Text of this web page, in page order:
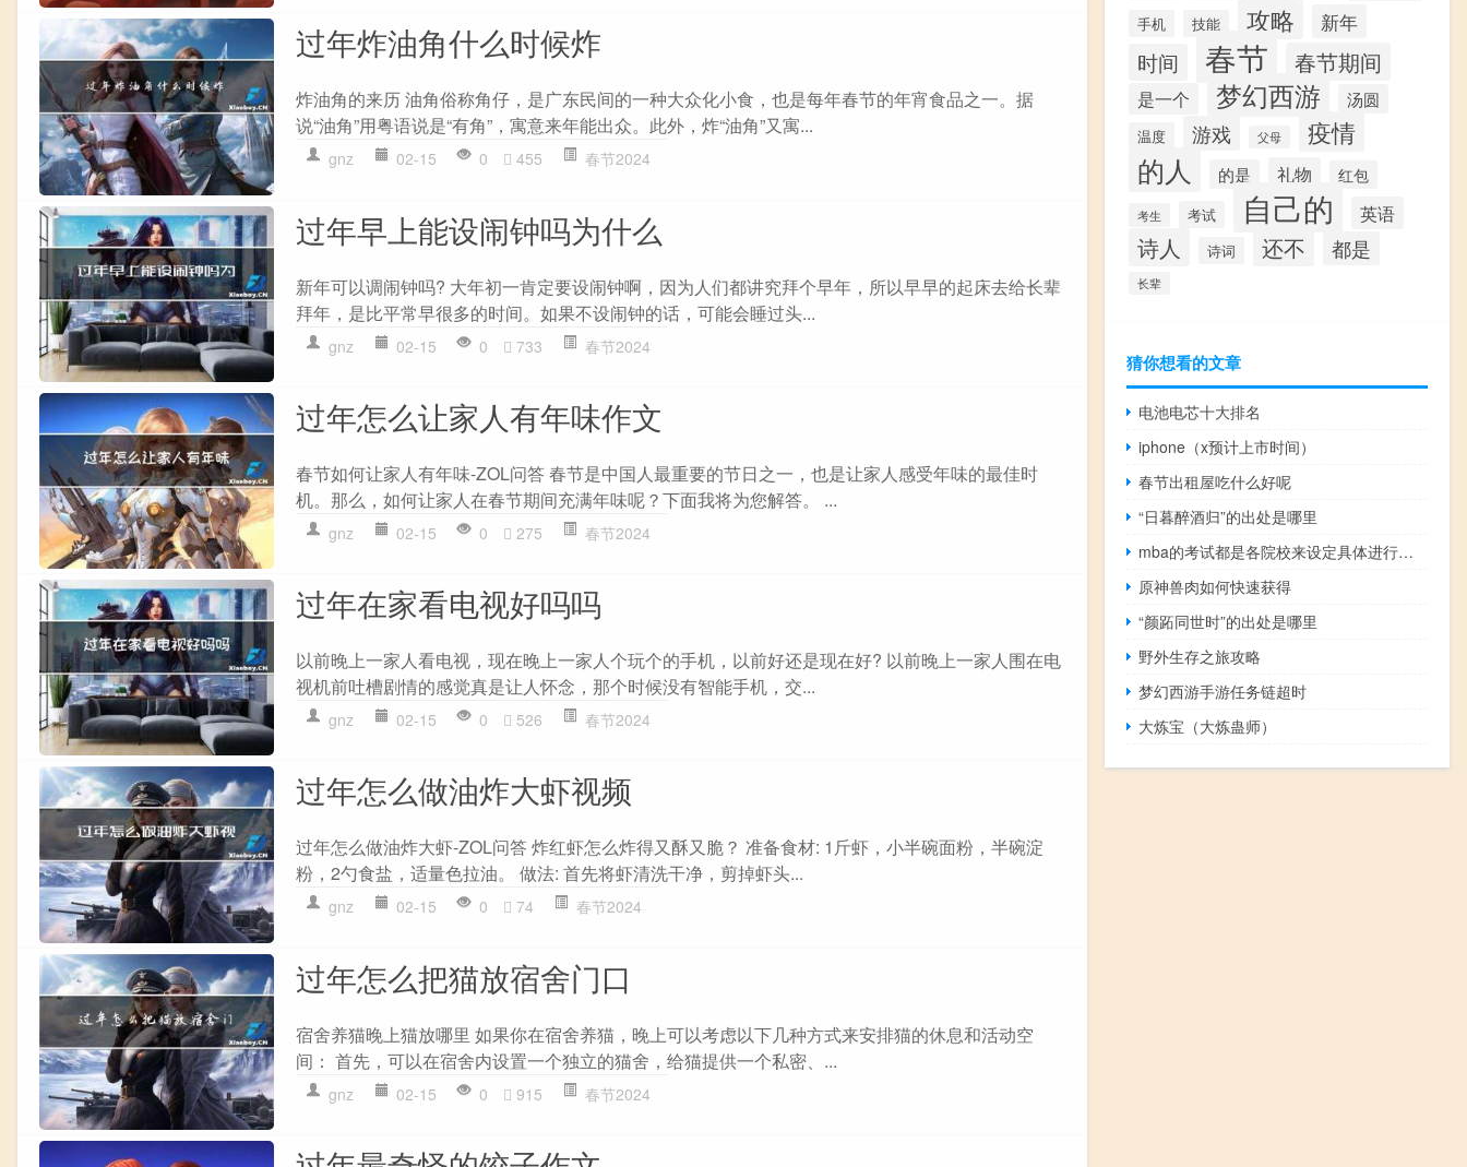
过年炸油角什么时候炸
炸油角的来历 油角俗称角仔，是广东民间的一种大众化小食，也是每年春节的年宵食品之一。据
说“油角”用粤语说是“有角”，寓意来年能出众。此外，炸“油角”又寓...
gnz 02-15 0 455 春节2024
过年早上能设闹钟吗为什么
新年可以调闹钟吗? 大年初一肯定要设闹钟啊，因为人们都讲究拜个早年，所以早早的起床去给长辈
拜年，是比平常早很多的时间。如果不设闹钟的话，可能会睡过头...
gnz 02-15 0 733 春节2024
过年怎么让家人有年味作文
春节如何让家人有年味-ZOL问答 春节是中国人最重要的节日之一，也是让家人感受年味的最佳时
机。那么，如何让家人在春节期间充满年味呢？下面我将为您解答。 ...
gnz 02-15 0 275 春节2024
过年在家看电视好吗吗
以前晚上一家人看电视，现在晚上一家人个玩个的手机，以前好还是现在好? 以前晚上一家人围在电
视机前吐槽剧情的感觉真是让人怀念，那个时候没有智能手机，交...
gnz 02-15 0 526 春节2024
过年怎么做油炸大虾视频
过年怎么做油炸大虾-ZOL问答 炸红虾怎么炸得又酥又脆？ 准备食材: 1斤虾，小半碗面粉，半碗淀
粉，2勺食盐，适量色拉油。 做法: 首先将虾清洗干净，剪掉虾头...
gnz 02-15 0 74 春节2024
过年怎么把猫放宿舍门口
宿舍养猫晚上猫放哪里 如果你在宿舍养猫，晚上可以考虑以下几种方式来安排猫的休息和活动空
间： 首先，可以在宿舍内设置一个独立的猫舍，给猫提供一个私密、...
gnz 02-15 0 915 春节2024
手机 技能 攻略 新年
时间 春节 春节期间
是一个 梦幻西游 汤圆
温度 游戏 父母 疫情
的人 的是 礼物 红包
考生 考试 自己的 英语
诗人 诗词 还不 都是
长辈
猜你想看的文章
电池电芯十大排名
iphone（x预计上市时间）
春节出租屋吃什么好呢
“日暮醉酒归”的出处是哪里
mba的考试都是各院校来设定具体进行时间吗
原神兽肉如何快速获得
“颜跖同世时”的出处是哪里
野外生存之旅攻略
梦幻西游手游任务链超时
大炼宝（大炼蛊师）